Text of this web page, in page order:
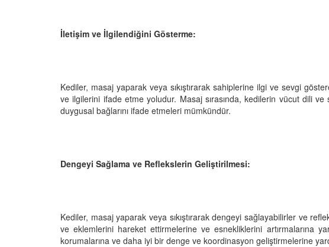
İletişim ve İlgilendiğini Gösterme:
Kediler, masaj yaparak veya sıkıştırarak sahiplerine ilgi ve sevgi
ve ilgilerini ifade etme yoludur. Masaj sırasında, kedilerin vücut dili
duygusal bağlarını ifade etmeleri mümkündür.
Dengeyi Sağlama ve Reflekslerin Geliştirilmesi:
Kediler, masaj yaparak veya sıkıştırarak dengeyi sağlayabilirler ve
ve eklemlerini hareket ettirmelerine ve esnekliklerini artırmalarına
korumalarına ve daha iyi bir denge ve koordinasyon geliştirmelerine
Dünyası
Yolculuk